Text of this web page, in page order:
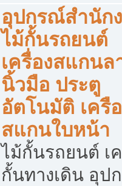
อุปกรณ์สำนัก
ไม้กั้นรถยนต์
เครื่องสแกนล
นิ้วมือ ประตู
อัตโนมัติ เครื
สแกนใบหน้า
ไม้กั้นรถยนต์ เ
กั้นทางเดิน อุป